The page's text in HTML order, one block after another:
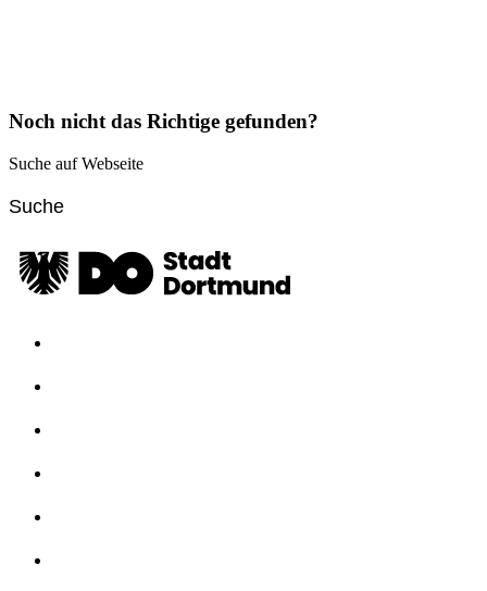
Noch nicht das Richtige gefunden?
Suche auf Webseite